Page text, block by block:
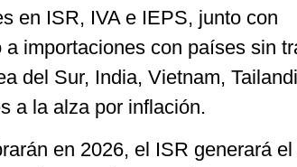
en ISR, IVA e IEPS, junto con
importaciones con países sin
del Sur, India, Vietnam,
a la alza por inflación.
en 2026, el ISR generará